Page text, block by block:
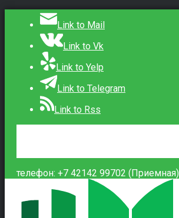
Link to Mail
Link to Vk
Link to Yelp
Link to Telegram
Link to Rss
телефон: +7 42142 99702 (Приемная)